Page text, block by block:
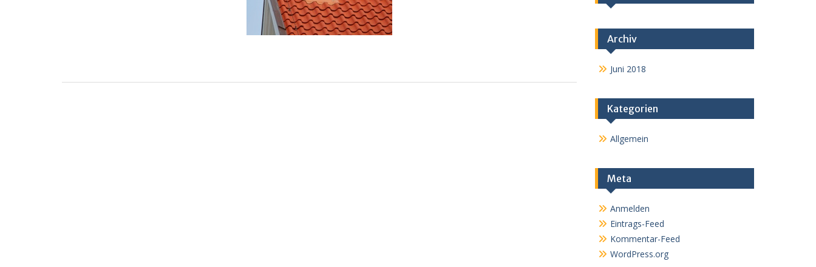
Archiv
Juni 2018
Kategorien
Allgemein
Meta
Anmelden
Eintrags-Feed
Kommentar-Feed
WordPress.org